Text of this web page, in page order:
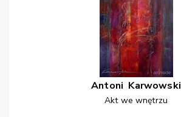
Antoni Karwowski
Akt we wnętrzu